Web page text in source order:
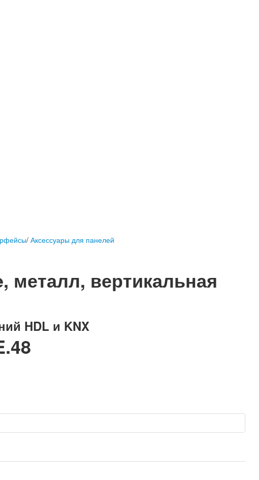
/ Аксессуары для панелей
металл, вертикальная
HDL и KNX